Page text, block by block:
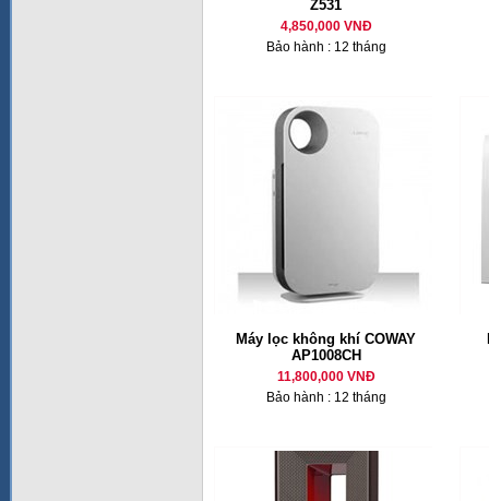
Z531
4,850,000 VNĐ
Bảo hành : 12 tháng
Máy lọc không khí COWAY
AP1008CH
11,800,000 VNĐ
Bảo hành : 12 tháng